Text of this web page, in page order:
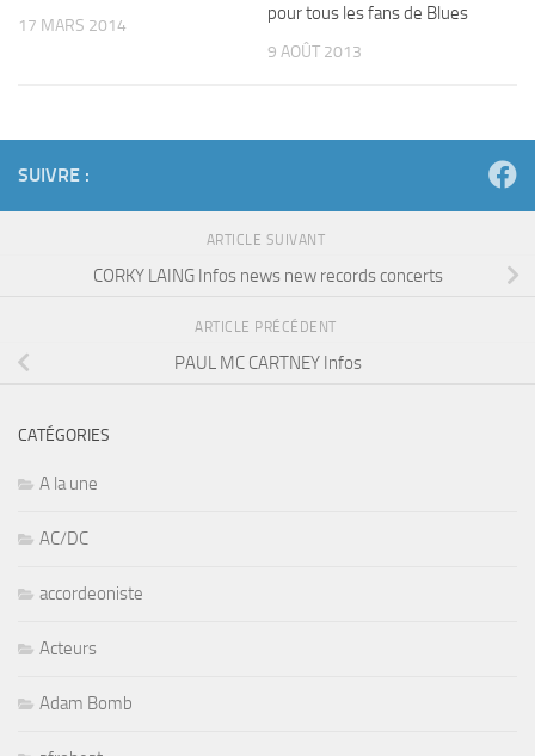
17 MARS 2014
pour tous les fans de Blues
9 AOÛT 2013
SUIVRE :
ARTICLE SUIVANT
CORKY LAING Infos news new records concerts
ARTICLE PRÉCÉDENT
PAUL MC CARTNEY Infos
CATÉGORIES
A la une
AC/DC
accordeoniste
Acteurs
Adam Bomb